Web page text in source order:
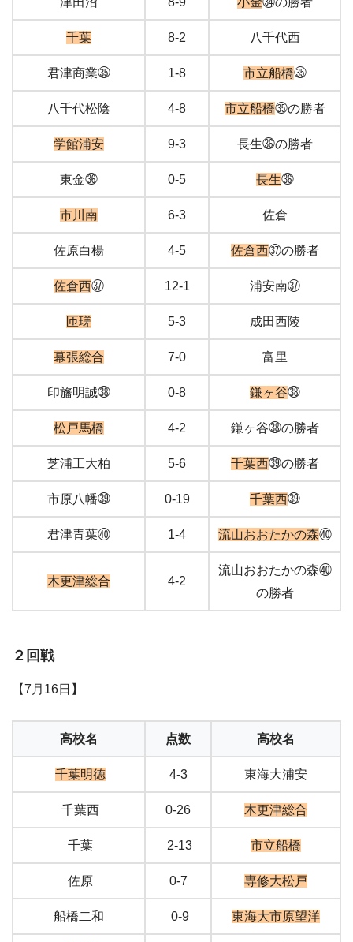
千葉 8-2 八千代西
君津商業㉟ 1-8 市立船橋㉟
八千代松陰 4-8 市立船橋㉟の勝者
学館浦安 9-3 長生㊱の勝者
東金㊱ 0-5 長生㊱
市川南 6-3 佐倉
佐原白楊 4-5 佐倉西㊲の勝者
佐倉西㊲ 12-1 浦安南㊲
匝瑳 5-3 成田西陵
幕張総合 7-0 富里
印旛明誠㊳ 0-8 鎌ヶ谷㊳
松戸馬橋 4-2 鎌ヶ谷㊳の勝者
芝浦工大柏 5-6 千葉西㊴の勝者
市原八幡㊴ 0-19 千葉西㊴
君津青葉㊵ 1-4 流山おおたかの森㊵
木更津総合 4-2
流山おおたかの森㊵
の勝者
２回戦
【7月16日】
高校名 点数 高校名
千葉明徳 4-3 東海大浦安
千葉西 0-26 木更津総合
千葉 2-13 市立船橋
佐原 0-7 専修大松戸
船橋二和 0-9 東海大市原望洋